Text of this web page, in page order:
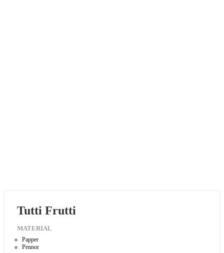
Tutti Frutti
MATERIAL
Papper
Pennor